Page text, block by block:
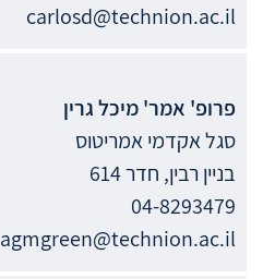
carlosd@technion.ac.il
פרופ' אמר'מיכלגרין
סגל אקדמי אמריטוס
בניין רבין, חדר 614
04-8293479
agmgreen@technion.ac.il